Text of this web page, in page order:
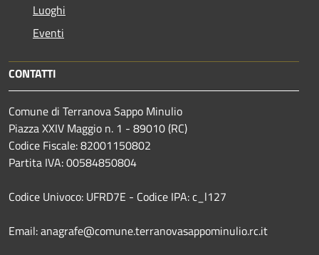
Luoghi
Eventi
CONTATTI
Comune di Terranova Sappo Minulio
Piazza XXIV Maggio n. 1 - 89010 (RC)
Codice Fiscale: 82001150802
Partita IVA: 00584850804
Codice Univoco: UFRD7E - Codice IPA: c_l127
Email: anagrafe@comune.terranovasappominulio.rc.it